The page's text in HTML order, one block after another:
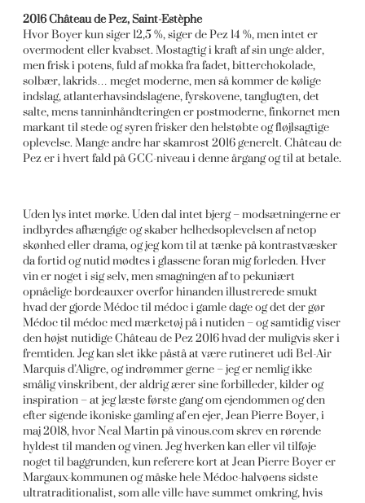
2016 Château de Pez, Saint-Estèphe
Hvor Boyer kun siger 12,5 %, siger de Pez 14 %, men intet er
overmodent eller kvabset. Mostagtig i kraft af sin unge alder,
men frisk i potens, fuld af mokka fra fadet, bitterchokolade,
solbær, lakrids… meget moderne, men så kommer de kølige
indslag, atlanterhavsindslagene, fyrskovene, tanglugten, det
salte, mens tanninhåndteringen er postmoderne, finkornet men
markant til stede og syren frisker den helstøbte og fløjlsagtige
oplevelse. Mange andre har skamrost 2016 generelt. Château de
Pez er i hvert fald på GCC-niveau i denne årgang og til at betale.
Uden lys intet mørke. Uden dal intet bjerg – modsætningerne er
indbyrdes afhængige og skaber helhedsoplevelsen af netop
skønhed eller drama, og jeg kom til at tænke på kontrastvæsker
da fortid og nutid mødtes i glassene foran mig forleden. Hver
vin er noget i sig selv, men smagningen af to pekuniært
opnåelige bordeauxer overfor hinanden illustrerede smukt
hvad der gjorde Médoc til médoc i gamle dage og det der gør
Médoc til médoc med mærketøj på i nutiden – og samtidig viser
den højst nutidige Château de Pez 2016 hvad der muligvis sker i
fremtiden. Jeg kan slet ikke påstå at være rutineret udi Bel-Air
Marquis d’Aligre, og indrømmer gerne – jeg er nemlig ikke
smålig vinskribent, der aldrig ærer sine forbilleder, kilder og
inspiration – at jeg læste første gang om ejendommen og den
efter sigende ikoniske gamling af en ejer, Jean Pierre Boyer, i
maj 2018, hvor Neal Martin på vinous.com skrev en rørende
hyldest til manden og vinen. Jeg hverken kan eller vil tilføje
noget til baggrunden, kun referere kort at Jean Pierre Boyer er
Margaux-kommunen og måske hele Médoc-halvøens sidste
ultratraditionalist, som alle ville have summet omkring, hvis